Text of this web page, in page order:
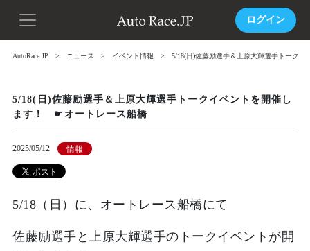
ログイン
AutoRace.JP ニュース イベント情報 5/18(日)佐藤励選手＆上原大輝選手トーク
5/18(日)佐藤励選手＆上原大輝選手トークイベントを開催し
ます！ ☛オートレース船橋
2025/05/12 情報
5/18（日）に、オートレース船橋にて
佐藤励選手と上原大輝選手のトークイベントが開